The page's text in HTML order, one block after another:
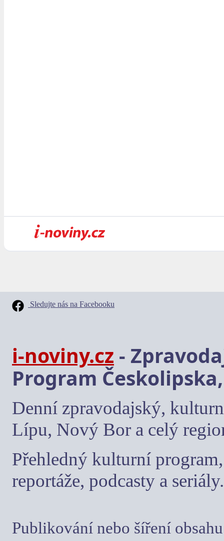
Sledujte nás na Facebooku
i-noviny.cz -
Program
Denní zpravodajský,
Lípu, Nový Bor a celý
Přehledný kulturní
reportáže, podcasty a seriály.
Publikování nebo šíření